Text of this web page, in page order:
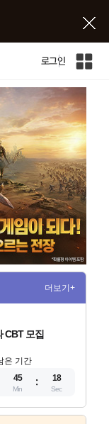
로그인
인
사
이
트
맵
더보기+
CBT 모집
은 기간
45
Min
17
Sec